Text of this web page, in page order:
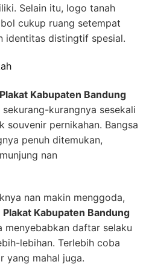
Selain itu, logo tanah
cukup ruang setempat
identitas distingtif spesial.
Kabupaten Bandung
kurangnya sesekali
souvenir pernikahan. Bangsa
penuh ditemukan,
nan
nan makin menggoda,
Plakat Kabupaten Bandung
menyebabkan daftar selaku
lebihan. Terlebih coba
yang mahal juga.